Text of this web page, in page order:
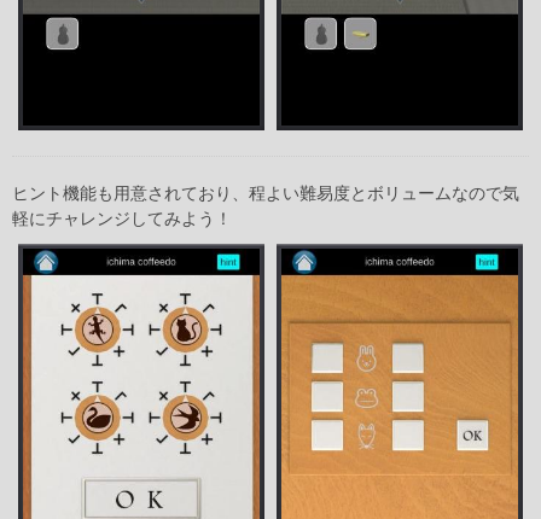
ヒント機能も用意されており、程よい難易度とボリュームなので気
軽にチャレンジしてみよう！